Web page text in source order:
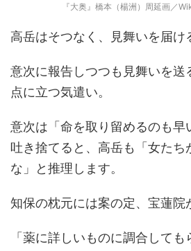
『大奥』橋本（楊洲）周延画／
高岳はそつなく、見舞いを届け
意次に報告しつつも見舞いを
点に立つ気遣い。
意次は「命を取り留めるのも早
吐き捨てると、高岳も「女たち
な」と推理します。
知保の枕元には案の定、宝蓮院
「薬に詳しいものに調合しても